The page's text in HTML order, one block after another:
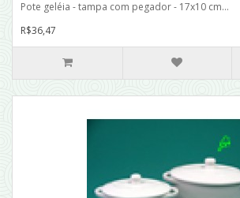
Pote geléia - tampa com pegador - 17x10 cm...
R$36,47